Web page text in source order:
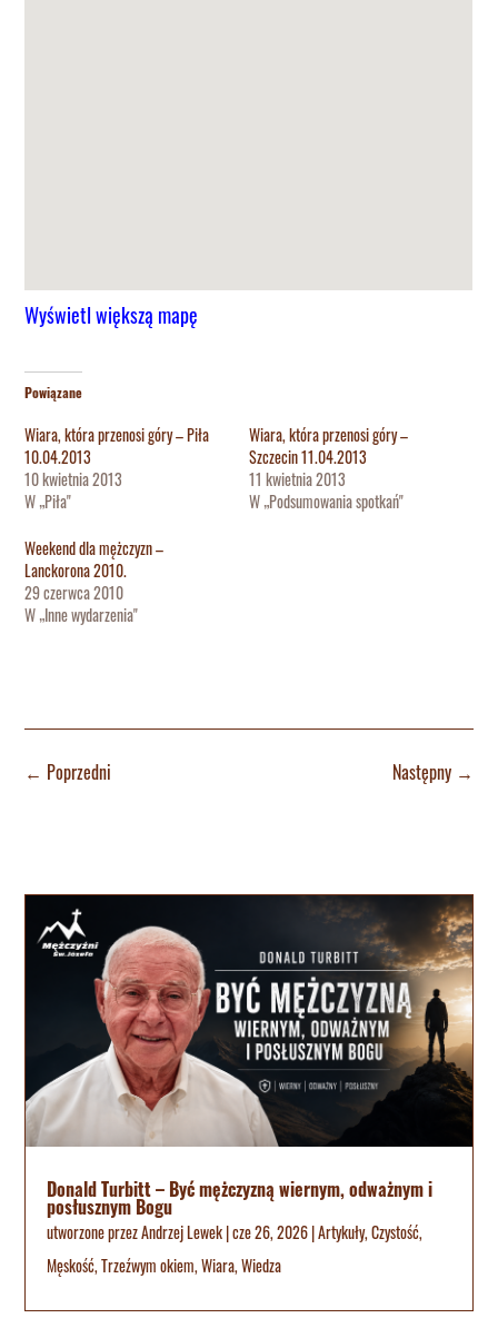
Wyświetl większą mapę
Powiązane
Wiara, która przenosi góry – Piła
10.04.2013
10 kwietnia 2013
W „Piła"
Wiara, która przenosi góry –
Szczecin 11.04.2013
11 kwietnia 2013
W „Podsumowania spotkań"
Weekend dla mężczyzn –
Lanckorona 2010.
29 czerwca 2010
W „Inne wydarzenia"
← Poprzedni Następny→
Donald Turbitt – Być mężczyzną wiernym, odważnym i
posłusznym Bogu
utworzone przezAndrzej Lewek|cze 26, 2026|Artykuły,Czystość,
Męskość,Trzeźwym okiem,Wiara,Wiedza